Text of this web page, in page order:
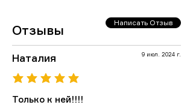
Отзывы Написать Отзыв
Наталия 9 июл. 2024 г.
средний рейтинг 5 из 5
Только к ней!!!!